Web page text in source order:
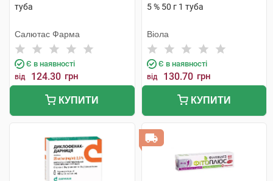
туба
Салютас Фарма
Є в наявності
від 124.30 грн
КУПИТИ
5 % 50 г 1 туба
Віола
Є в наявності
від 130.70 грн
КУПИТИ